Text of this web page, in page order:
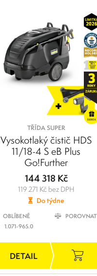
TŘÍDA SUPER
Vysokotlaký čistič HDS
11/18-4 S eB Plus
Go!Further
144 318 Kč
119 271 Kč bez DPH
Do týdne
OBLÍBENÉ
POROVNAT
1.071-965.0